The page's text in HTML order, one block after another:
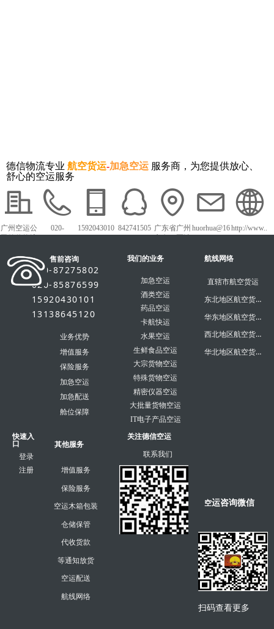
加急空运
酒类空运
药品空运
卡航快运
水果空运
生鲜食品空运
大宗货物空运
特殊货物空运
精密仪器空运
大批量货物空运
IT电子产品空运
我们的业务
直辖市航空货运
东北地区航空货运
华东地区航空货运
西北地区航空货运
华北地区航空货运
航线网络
登录
注册
快速入
口
增值服务
保险服务
空运木箱包装
仓储保管
代收货款
等通知放货
空运配送
航线网络
其他服务
联系我们
关注德信空运
业务优势
增值服务
保险服务
加急空运
加急配送
舱位保障
售前咨询
020-87275802
020-85876599
15920430101
13138645120
扫码查看更多
空运咨询微信
广州空运公
020-
1592043010 842741505 广东省广州
号白云农批
huorhua@16http://www..
德信物流专业 航空货运-加急空运 服务商，为您提供放心、
舒心的空运服务